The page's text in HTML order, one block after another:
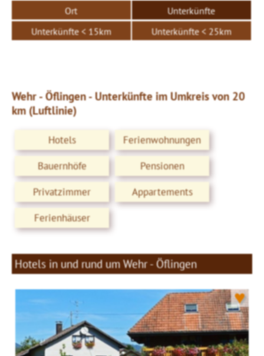
Ort
Unterkünfte
Unterkünfte < 15km
Unterkünfte < 25km
Wehr - Öflingen - Unterkünfte im Umkreis von 20
km (Luftlinie)
Hotels
Ferienwohnungen
Bauernhöfe
Pensionen
Privatzimmer
Appartements
Ferienhäuser
Hotels in und rund um Wehr - Öflingen
♥